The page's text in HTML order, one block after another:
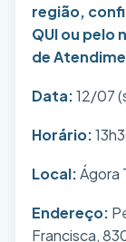
região,
QUIou pelo
de
Data:12/07
Horário:
Local:Ágora
Endereço:
Francisca,